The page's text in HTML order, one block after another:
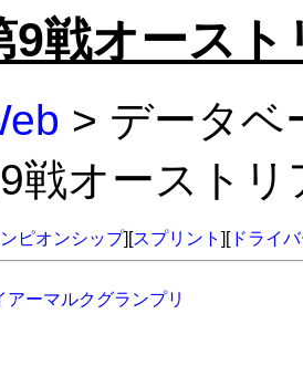
9戦オース
> データ
戦オースト
ピオンシップ][スプリント ][ドライ
ーマルクグランプリ